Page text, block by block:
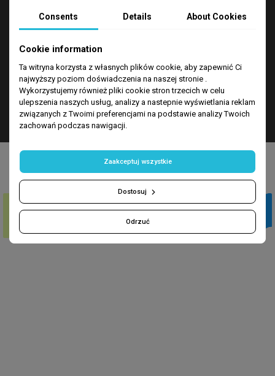
OBSŁUGA KLIENTA
MY ACCOUNT
CONTACT
Consents Details About Cookies
Cookie information
Ta witryna korzysta z własnych plików cookie, aby zapewnić Ci
najwyższy poziom doświadczenia na naszej stronie .
Wykorzystujemy również pliki cookie stron trzecich w celu
ulepszenia naszych usług, analizy a nastepnie wyświetlania reklam
związanych z Twoimi preferencjami na podstawie analizy Twoich
zachowań podczas nawigacji.
Odrzuć
Dostosuj
Zaakceptuj wszystkie